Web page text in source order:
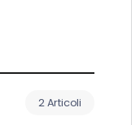
2 Articoli